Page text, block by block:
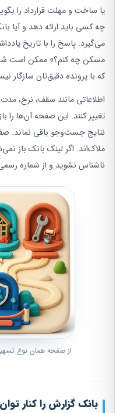
یا ساخت و مهلت قرارداد را بگویید.
چه کسی باید ارائه دهد و آیا بانک
می‌گیرد. پاسخ را با تاریخ یادداشت
مسکن چه کنم؟» ممکن است شما
که با پرونده دقیق‌تان سازگار نیست.
اطلاعاتی مانند سقف، نرخ، مدت،
تغییر کنند. این صفحه آن‌ها را
نتایج جست‌وجو باقی نماند. صفحه
ملاک‌اند. اگر لینک بانک باز
ناشناس نشوید و از شماره رسمی
از صفحه همان نوع تسهیلات
بانک گزارش را کنار